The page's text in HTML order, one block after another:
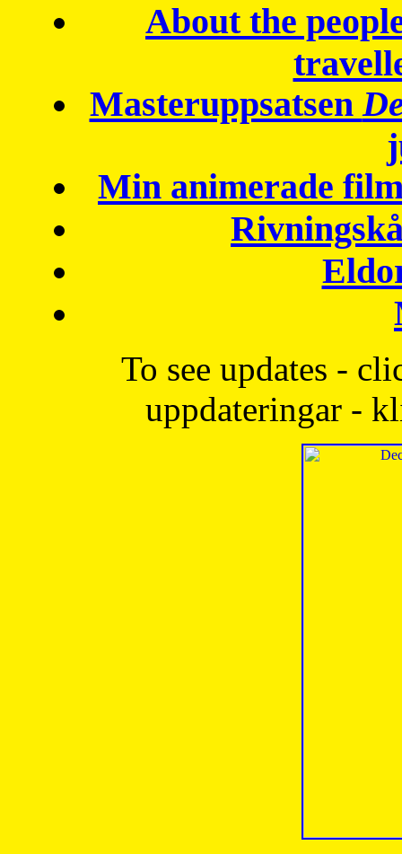
About the
Masteruppsatsen
Min animerade
To see updates -
uppdateringar -